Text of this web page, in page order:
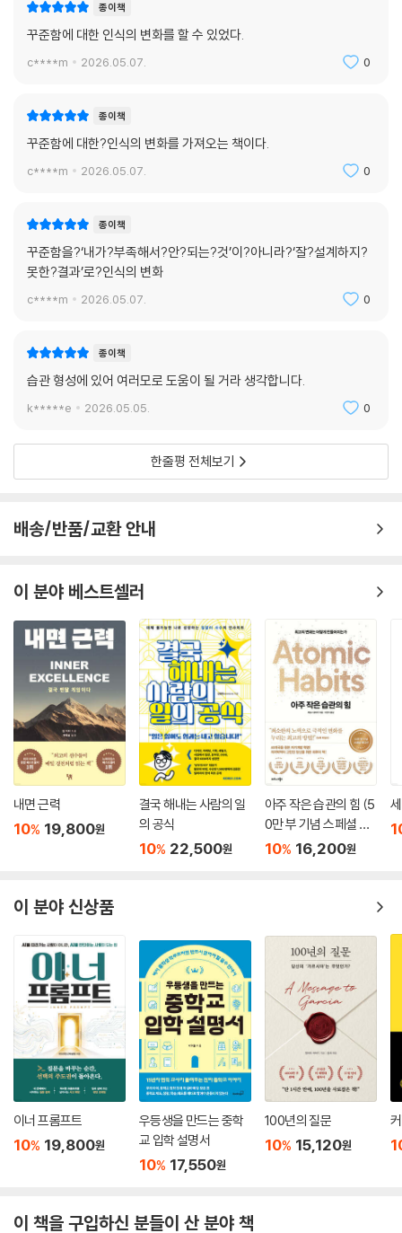
종이책
꾸준함에 대한 인식의 변화를 할 수 있었다.
c****m 2026.05.07. 0
종이책
꾸준함에 대한?인식의 변화를 가져오는 책이다.
c****m 2026.05.07. 0
종이책
꾸준함을?‘내가?부족해서?안?되는?것’이?아니라?‘잘?설계하지?
못한?결과’로?인식의 변화
c****m 2026.05.07. 0
종이책
습관 형성에 있어 여러모로 도움이 될 거라 생각합니다.
k*****e 2026.05.05. 0
한줄평 전체보기
배송/반품/교환 안내
이 분야 베스트셀러
내면 근력
10% 19,800원
결국 해내는 사람의 일
의 공식
10% 22,500원
아주 작은 습관의 힘 (5
0만 부 기념 스페셜 에
디션)
10% 16,200원
이 분야 신상품
이너 프롬프트
10% 19,800원
우등생을 만드는 중학
교 입학 설명서
10% 17,550원
100년의 질문
10% 15,120원
이 책을 구입하신 분들이 산 분야 책